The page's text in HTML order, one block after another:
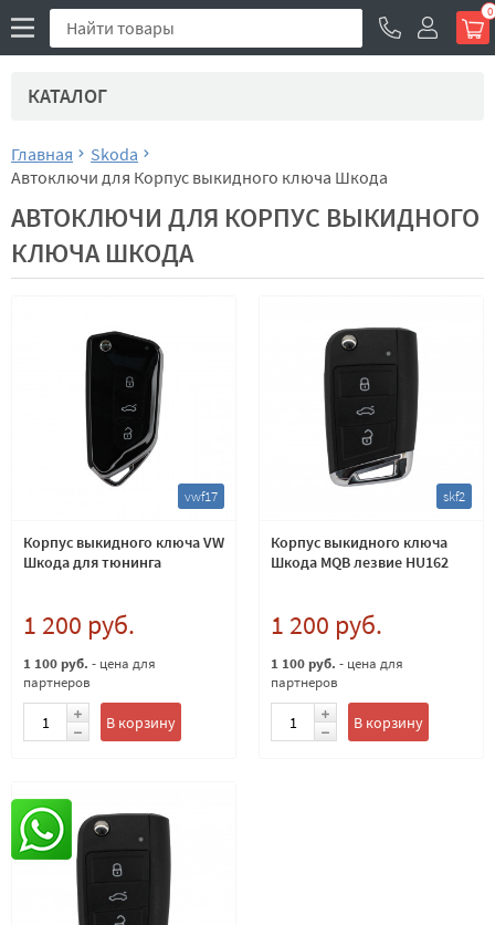
0
КАТАЛОГ
Главная
Skoda
Автоключи для Корпус выкидного ключа Шкода
АВТОКЛЮЧИ ДЛЯ КОРПУС ВЫКИДНОГО
КЛЮЧА ШКОДА
vwf17
Корпус выкидного ключа VW
Шкода для тюнинга
1 200 руб.
1 100 руб. - цена для
партнеров
В корзину
skf2
Корпус выкидного ключа
Шкода MQB лезвие HU162
1 200 руб.
1 100 руб. - цена для
партнеров
В корзину